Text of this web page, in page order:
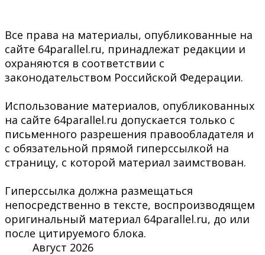
Все права на материалы, опубликованные на
сайте 64parallel.ru, принадлежат редакции и
охраняются в соответствии с
законодательством Российской Федерации.
Использование материалов, опубликованных
на сайте 64parallel.ru допускается только с
письменного разрешения правообладателя и
с обязательной прямой гиперссылкой на
страницу, с которой материал заимствован.
Гиперссылка должна размещаться
непосредственно в тексте, воспроизводящем
оригинальный материал 64parallel.ru, до или
после цитируемого блока.
Август 2026